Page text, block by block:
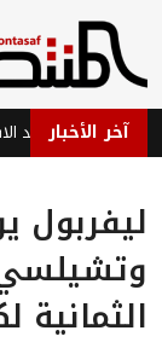
آخر الأخبار
ليفربول
الثمانية